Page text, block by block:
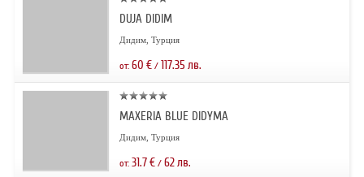
DUJA DIDIM
Дидим, Турция
от: 60 €/ 117.35 лв.
MAXERIA BLUE DIDYMA
Дидим, Турция
от: 31.7€/ 62лв.